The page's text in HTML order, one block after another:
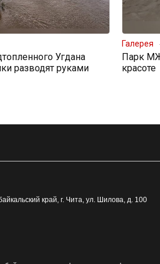
Угдана
разводят руками
Галерея
Парк
красоте
край, г. Чита, ул. Шилова, д. 100